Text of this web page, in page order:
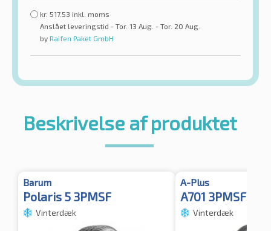
kr. 517.53 inkl. moms
Anslået leveringstid - Tor. 13 Aug. - Tor. 20 Aug.
by Raifen Paket GmbH
Beskrivelse af produktet
Barum
Polaris 5 3PMSF
Vinterdæk
A-Plus
A701 3PMSF TL
Vinterdæk